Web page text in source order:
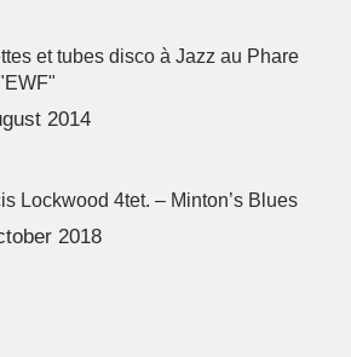
et tubes disco à Jazz au Phare
2014
Lockwood 4tet. – Minton’s Blues
2018